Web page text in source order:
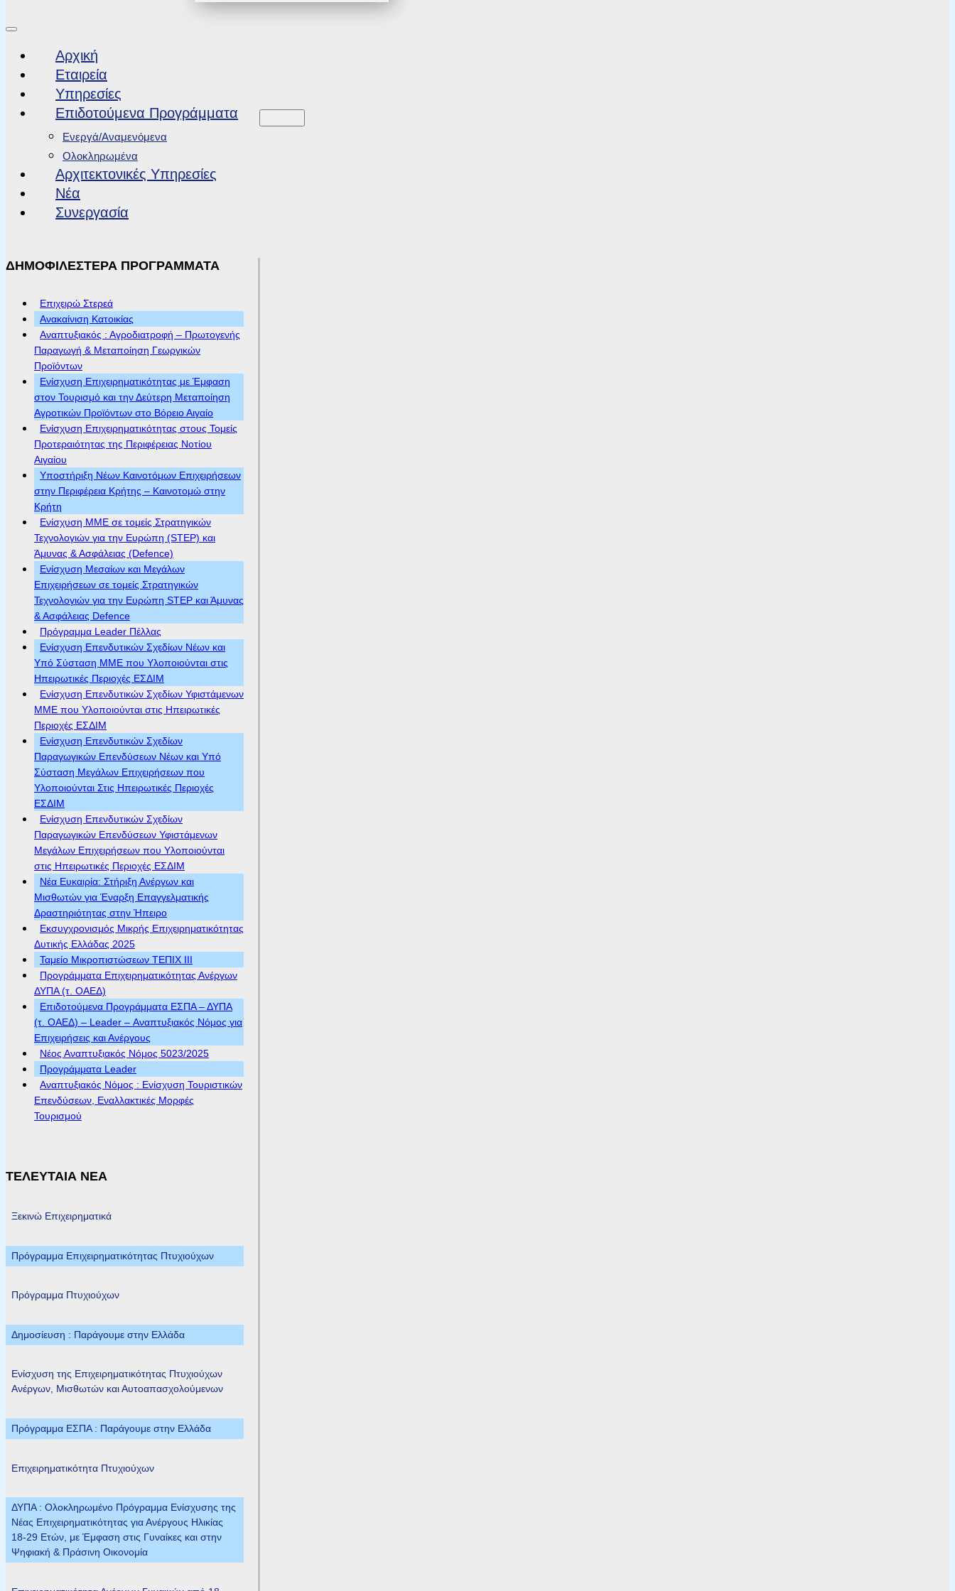
Αρχική
Εταιρεία
Υπηρεσίες
Επιδοτούμενα Προγράμματα
Ενεργά/Αναμενόμενα
Ολοκληρωμένα
Αρχιτεκτονικές Υπηρεσίες
Νέα
Συνεργασία
ΔΗΜΟΦΙΛΕΣΤΕΡΑ ΠΡΟΓΡΑΜΜΑΤΑ
Επιχειρώ Στερεά
Ανακαίνιση Κατοικίας
Αναπτυξιακός : Αγροδιατροφή – Πρωτογενής
Παραγωγή & Μεταποίηση Γεωργικών
Προϊόντων
Ενίσχυση Επιχειρηματικότητας με Έμφαση
στον Τουρισμό και την Δεύτερη Μεταποίηση
Αγροτικών Προϊόντων στο Βόρειο Αιγαίο
Ενίσχυση Επιχειρηματικότητας στους Τομείς
Προτεραιότητας της Περιφέρειας Νοτίου
Αιγαίου
Υποστήριξη Νέων Καινοτόμων Επιχειρήσεων
στην Περιφέρεια Κρήτης – Καινοτομώ στην
Κρήτη
Ενίσχυση ΜΜΕ σε τομείς Στρατηγικών
Τεχνολογιών για την Ευρώπη (STEP) και
Άμυνας & Ασφάλειας (Defence)
Ενίσχυση Μεσαίων και Μεγάλων
Επιχειρήσεων σε τομείς Στρατηγικών
Τεχνολογιών για την Ευρώπη STEP και Άμυνας
& Ασφάλειας Defence
Πρόγραμμα Leader Πέλλας
Ενίσχυση Επενδυτικών Σχεδίων Νέων και
Υπό Σύσταση ΜΜΕ που Υλοποιούνται στις
Ηπειρωτικές Περιοχές ΕΣΔΙΜ
Ενίσχυση Επενδυτικών Σχεδίων Υφιστάμενων
ΜΜΕ που Υλοποιούνται στις Ηπειρωτικές
Περιοχές ΕΣΔΙΜ
Ενίσχυση Επενδυτικών Σχεδίων
Παραγωγικών Επενδύσεων Νέων και Υπό
Σύσταση Μεγάλων Επιχειρήσεων που
Υλοποιούνται Στις Ηπειρωτικές Περιοχές
ΕΣΔΙΜ
Ενίσχυση Επενδυτικών Σχεδίων
Παραγωγικών Επενδύσεων Υφιστάμενων
Μεγάλων Επιχειρήσεων που Υλοποιούνται
στις Ηπειρωτικές Περιοχές ΕΣΔΙΜ
Νέα Ευκαιρία: Στήριξη Ανέργων και
Μισθωτών για Έναρξη Επαγγελματικής
Δραστηριότητας στην Ήπειρο
Εκσυγχρονισμός Μικρής Επιχειρηματικότητας
Δυτικής Ελλάδας 2025
Ταμείο Μικροπιστώσεων ΤΕΠΙΧ ΙΙΙ
Προγράμματα Επιχειρηματικότητας Ανέργων
ΔΥΠΑ (τ. ΟΑΕΔ)
Επιδοτούμενα Προγράμματα ΕΣΠΑ – ΔΥΠΑ
(τ. ΟΑΕΔ) – Leader – Αναπτυξιακός Νόμος για
Επιχειρήσεις και Ανέργους
Νέος Αναπτυξιακός Νόμος 5023/2025
Προγράμματα Leader
Αναπτυξιακός Νόμος : Ενίσχυση Τουριστικών
Επενδύσεων, Εναλλακτικές Μορφές
Τουρισμού
ΤΕΛΕΥΤΑΙΑ ΝΕΑ
Ξεκινώ Επιχειρηματικά
Πρόγραμμα Επιχειρηματικότητας Πτυχιούχων
Πρόγραμμα Πτυχιούχων
Δημοσίευση : Παράγουμε στην Ελλάδα
Ενίσχυση της Επιχειρηματικότητας Πτυχιούχων
Ανέργων, Μισθωτών και Αυτοαπασχολούμενων
Πρόγραμμα ΕΣΠΑ : Παράγουμε στην Ελλάδα
Επιχειρηματικότητα Πτυχιούχων
ΔΥΠΑ : Ολοκληρωμένο Πρόγραμμα Ενίσχυσης της
Νέας Επιχειρηματικότητας για Ανέργους Ηλικίας
18-29 Ετών, με Έμφαση στις Γυναίκες και στην
Ψηφιακή & Πράσινη Οικονομία